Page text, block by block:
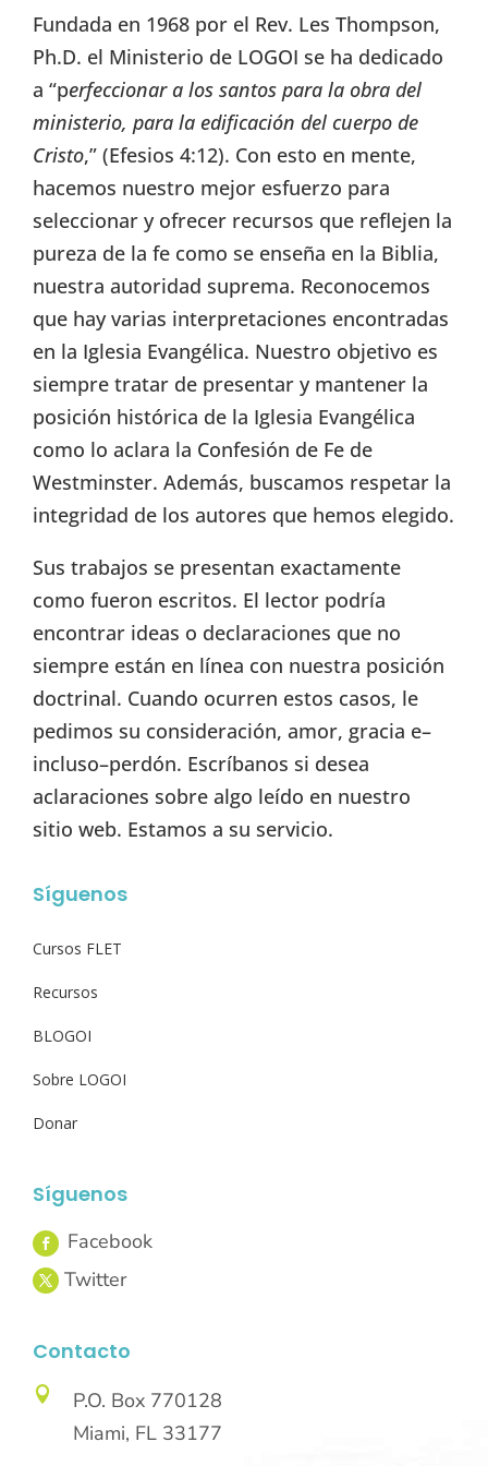
Fundada en 1968 por el Rev. Les Thompson,
Ph.D. el Ministerio de LOGOI se ha dedicado
a “perfeccionar a los santos para la obra del
ministerio, para la edificación del cuerpo de
Cristo,” (Efesios 4:12). Con esto en mente,
hacemos nuestro mejor esfuerzo para
seleccionar y ofrecer recursos que reflejen la
pureza de la fe como se enseña en la Biblia,
nuestra autoridad suprema. Reconocemos
que hay varias interpretaciones encontradas
en la Iglesia Evangélica. Nuestro objetivo es
siempre tratar de presentar y mantener la
posición histórica de la Iglesia Evangélica
como lo aclara la Confesión de Fe de
Westminster. Además, buscamos respetar la
integridad de los autores que hemos elegido.
Sus trabajos se presentan exactamente
como fueron escritos. El lector podría
encontrar ideas o declaraciones que no
siempre están en línea con nuestra posición
doctrinal. Cuando ocurren estos casos, le
pedimos su consideración, amor, gracia e–
incluso–perdón. Escríbanos si desea
aclaraciones sobre algo leído en nuestro
sitio web. Estamos a su servicio.
Síguenos
Cursos FLET
Recursos
BLOGOI
Sobre LOGOI
Donar
Síguenos
Contacto

P.O. Box 770128
Miami, FL 33177